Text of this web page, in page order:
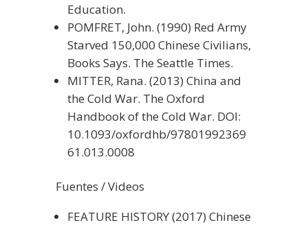
Education.
POMFRET, John. (1990) Red Army
Starved 150,000 Chinese Civilians,
Books Says. The Seattle Times.
MITTER, Rana. (2013) China and
the Cold War. The Oxford
Handbook of the Cold War. DOI:
10.1093/oxfordhb/97801992369
61.013.0008
Fuentes / Videos
FEATURE HISTORY (2017) Chinese